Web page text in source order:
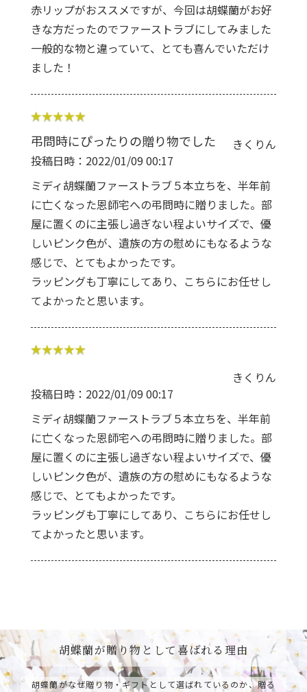
赤リップがおススメですが、今回は胡蝶蘭がお好
きな方だったのでファーストラブにしてみました
一般的な物と違っていて、とても喜んでいただけ
ました！
弔問時にぴったりの贈り物でした
きくりん
投稿日時：2022/01/09 00:17
ミディ胡蝶蘭ファーストラブ５本立ちを、半年前
に亡くなった恩師宅への弔問時に贈りました。部
屋に置くのに主張し過ぎない程よいサイズで、優
しいピンク色が、遺族の方の慰めにもなるような
感じで、とてもよかったです。
ラッピングも丁寧にしてあり、こちらにお任せし
てよかったと思います。
きくりん
投稿日時：2022/01/09 00:17
ミディ胡蝶蘭ファーストラブ５本立ちを、半年前
に亡くなった恩師宅への弔問時に贈りました。部
屋に置くのに主張し過ぎない程よいサイズで、優
しいピンク色が、遺族の方の慰めにもなるような
感じで、とてもよかったです。
ラッピングも丁寧にしてあり、こちらにお任せし
てよかったと思います。
胡蝶蘭が贈り物として喜ばれる理由
胡蝶蘭がなぜ贈り物・ギフトとして選ばれているのか、贈る